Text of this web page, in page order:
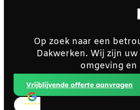
Op zoek naar een
Dakwerken. Wij zijn
omgeving
Vrijblijvende offerte aanvragen